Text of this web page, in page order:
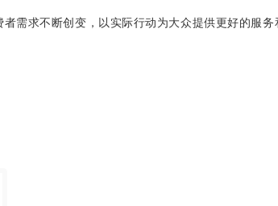
需求不断创变，以实际行动为大众提供更好的服